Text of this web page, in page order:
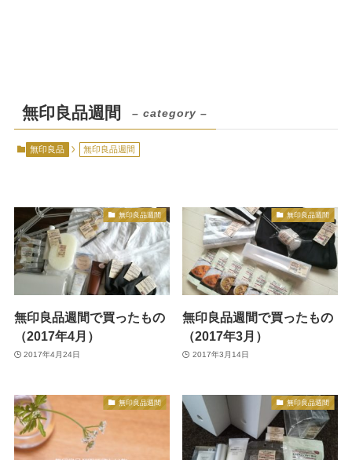
無印良品週間 – category –
無印良品 無印良品週間
無印良品週間
無印良品週間で買ったもの
（2017年4月）
2017年4月24日
無印良品週間
無印良品週間で買ったもの
（2017年3月）
2017年3月14日
無印良品週間 無印良品週間